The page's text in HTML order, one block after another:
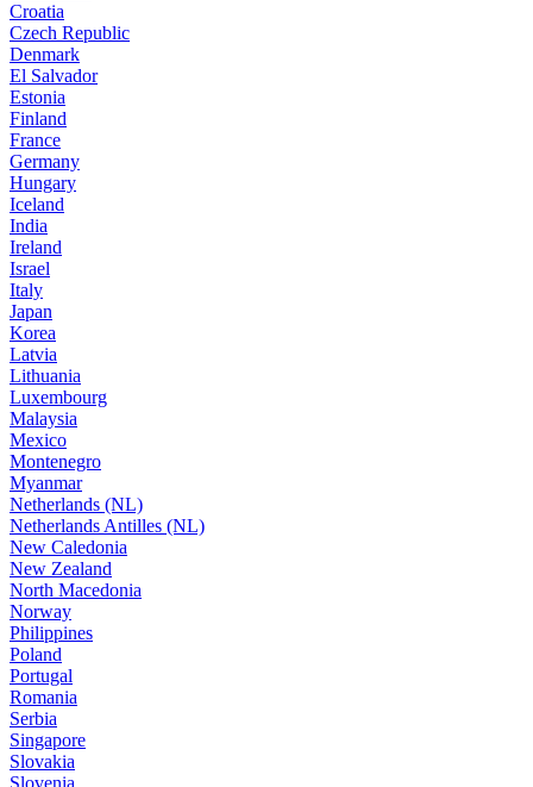
Croatia
Czech Republic
Denmark
El Salvador
Estonia
Finland
France
Germany
Hungary
Iceland
India
Ireland
Israel
Italy
Japan
Korea
Latvia
Lithuania
Luxembourg
Malaysia
Mexico
Montenegro
Myanmar
Netherlands (NL)
Netherlands Antilles (NL)
New Caledonia
New Zealand
North Macedonia
Norway
Philippines
Poland
Portugal
Romania
Serbia
Singapore
Slovakia
Slovenia